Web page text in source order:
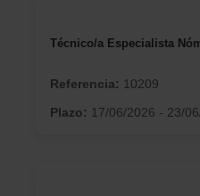
Técnico/a Especialista
Referencia: 10209
Plazo: 17/06/2026 - 23/